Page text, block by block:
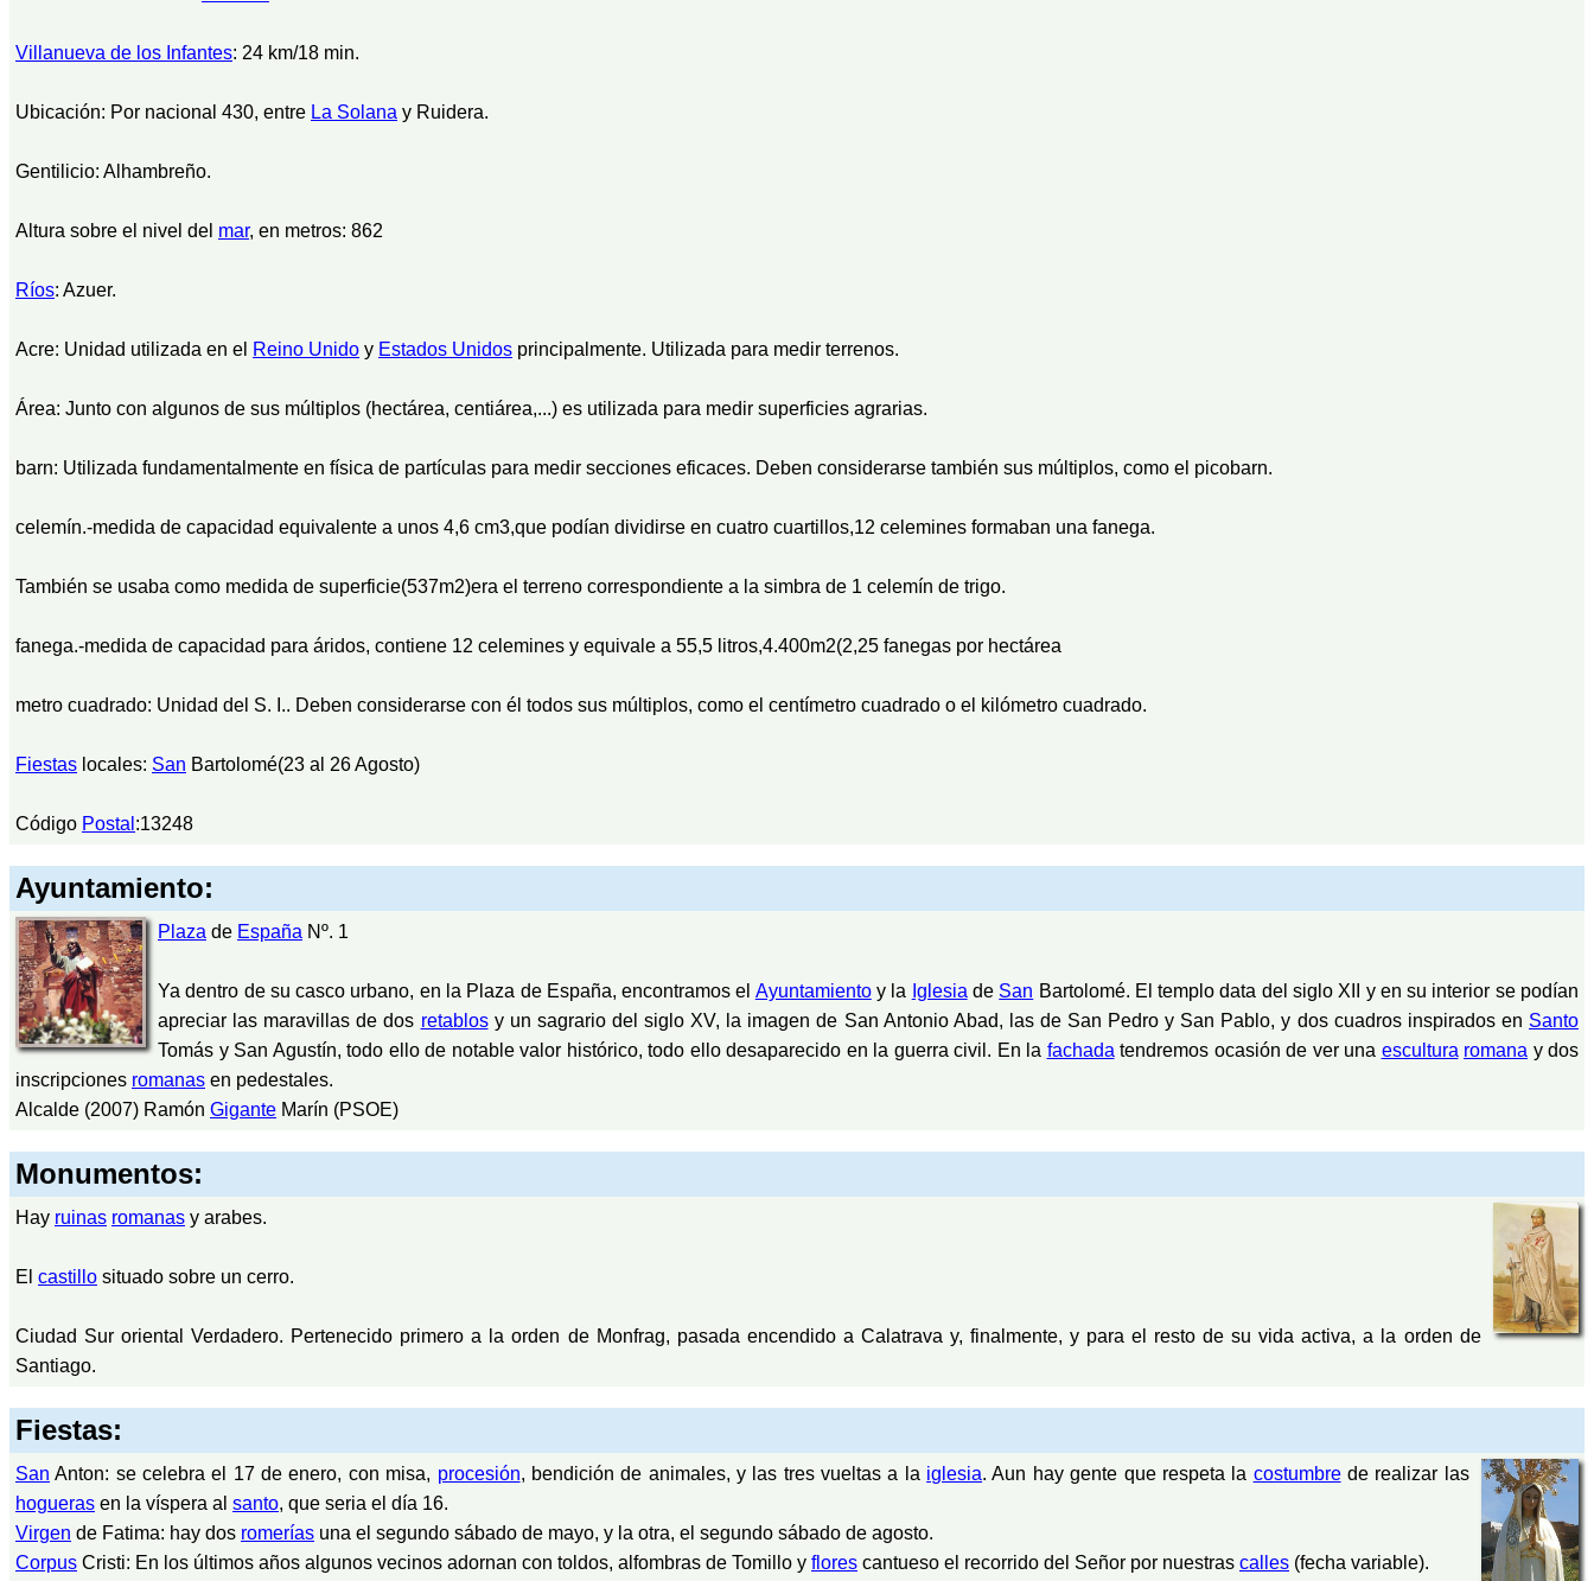
Villanueva de los Infantes: 24 km/18 min.
Ubicación: Por nacional 430, entre La Solana y Ruidera.
Gentilicio: Alhambreño.
Altura sobre el nivel del mar, en metros: 862
Ríos: Azuer.
Acre: Unidad utilizada en el Reino Unido y Estados Unidos principalmente. Utilizada para medir terrenos.
Área: Junto con algunos de sus múltiplos (hectárea, centiárea,...) es utilizada para medir superficies agrarias.
barn: Utilizada fundamentalmente en física de partículas para medir secciones eficaces. Deben considerarse también sus múltiplos, como el picobarn.
celemín.-medida de capacidad equivalente a unos 4,6 cm3,que podían dividirse en cuatro cuartillos,12 celemines formaban una fanega.
También se usaba como medida de superficie(537m2)era el terreno correspondiente a la simbra de 1 celemín de trigo.
fanega.-medida de capacidad para áridos, contiene 12 celemines y equivale a 55,5 litros,4.400m2(2,25 fanegas por hectárea
metro cuadrado: Unidad del S. I.. Deben considerarse con él todos sus múltiplos, como el centímetro cuadrado o el kilómetro cuadrado.
Fiestas locales: San Bartolomé(23 al 26 Agosto)
Código Postal :13248
Ayuntamiento:
Plaza de España Nº. 1
Ya dentro de su casco urbano, en la Plaza de España, encontramos el Ayuntamientoy la Iglesia de San Bartolomé. El templo data del siglo XII y en su interior se podían
apreciar las maravillas de dos retablosy un sagrario del siglo XV, la imagen de San Antonio Abad, las de San Pedro y San Pablo, y dos cuadros inspirados en Santo
Tomás y San Agustín, todo ello de notable valor histórico, todo ello desaparecido en la guerra civil. En la fachada tendremos ocasión de ver una escultura romana y dos
inscripciones romanas en pedestales.
Alcalde (2007) Ramón Gigante Marín (PSOE)
Monumentos:
Hay ruinas romanas y arabes.
El castillo situado sobre un cerro.
Ciudad Sur oriental Verdadero. Pertenecido primero a la orden de Monfrag, pasada encendido a Calatrava y, finalmente, y para el resto de su vida activa, a la orden de
Santiago.
Fiestas:
San Anton: se celebra el 17 de enero, con misa, procesión, bendición de animales, y las tres vueltas a la iglesia. Aun hay gente que respeta la costumbrede realizar las
hogueras en la víspera al santo, que seria el día 16.
Virgen de Fatima: hay dos romerías una el segundo sábado de mayo, y la otra, el segundo sábado de agosto.
Corpus Cristi: En los últimos años algunos vecinos adornan con toldos, alfombras de Tomillo y flores cantueso el recorrido del Señor por nuestras calles (fecha variable).